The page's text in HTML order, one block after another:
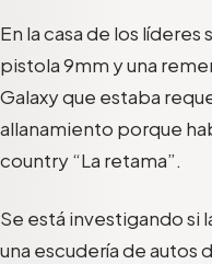
En la casa de los
pistola 9mm y una
Galaxy que estaba
allanamiento porque
country “La retama”.
Se está investigando si
una escudería de autos